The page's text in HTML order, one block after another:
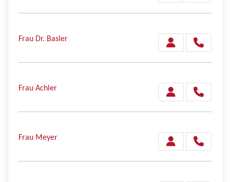
Frau Dr. Basler
Frau Achler
Frau Meyer